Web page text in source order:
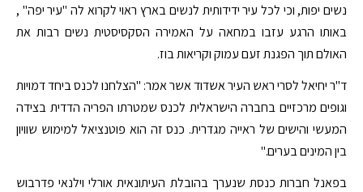
נשים יפות, וכי לכל עיר ידידותית לנשים בארץ ראוי לקרוא לה "עיר יפה" ,
באותו הרגע עזבו במחאה על האמירה הסקסיסטית נשים רבות את
האולם תוך הפגנת זעם עמוק וקריאות בוז.
ד"ר יחיאל לסרי ראש העיר אשדוד אשר אמר: "הצלחנו לכנס ביחד דמויות
וגופים מרכזיים בחברה הישראלית לכנס שמטרתו הפריה הדדית בצידה
המעשי והישים של ראייה מגדרית. כנס זה הוא פוטנציאל למימוש שוויון
בין המינים בערים."
בפאנל חברות כנסת שנערך בהובלת העיתונאית אורלי וילנאי פדרבוש